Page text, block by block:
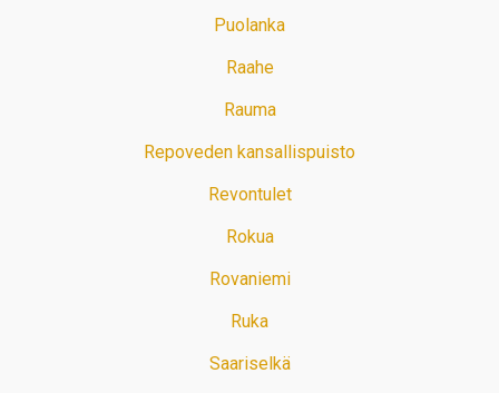
Puolanka
Raahe
Rauma
Repoveden kansallispuisto
Revontulet
Rokua
Rovaniemi
Ruka
Saariselkä